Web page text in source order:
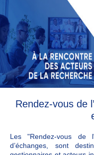
Rendez-vous de
Les "Rendez-vous de
d’échanges, sont